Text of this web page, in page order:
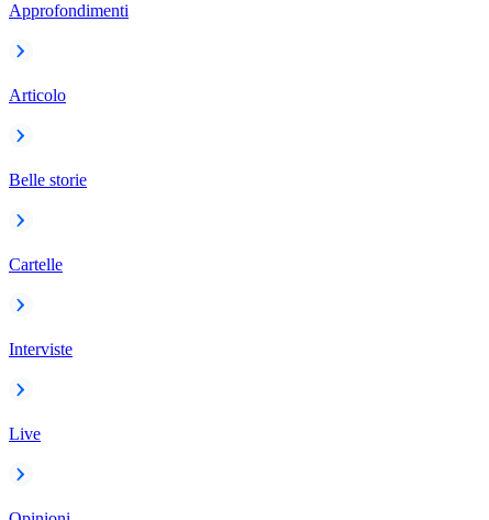
Approfondimenti
Articolo
Belle storie
Cartelle
Interviste
Live